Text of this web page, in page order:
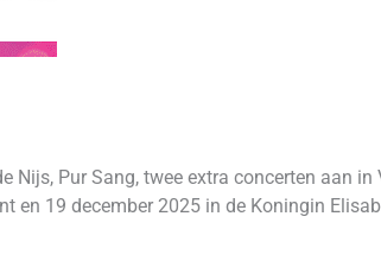
Pur Sang, twee extra concerten aan in
en 19 december 2025 in de Koningin